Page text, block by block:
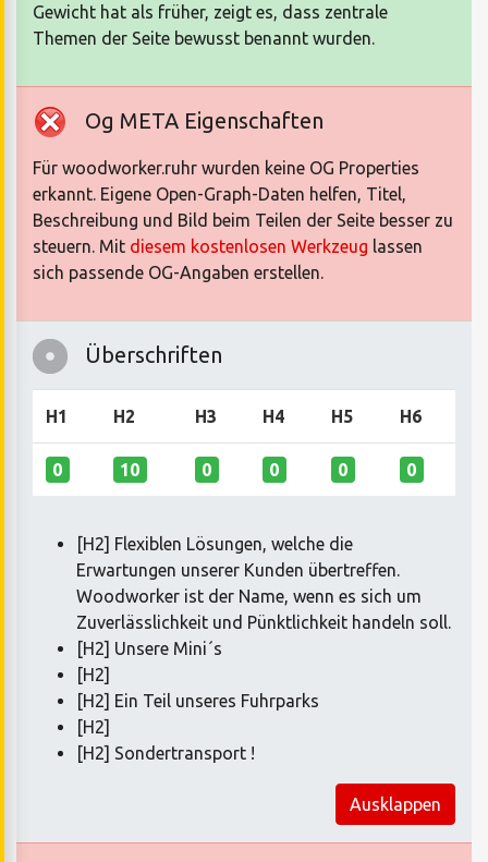
Gewicht hat als früher, zeigt es, dass zentrale
Themen der Seite bewusst benannt wurden.
Og META Eigenschaften
Für woodworker.ruhr wurden keine OG Properties
erkannt. Eigene Open-Graph-Daten helfen, Titel,
Beschreibung und Bild beim Teilen der Seite besser zu
steuern. Mit diesem kostenlosen Werkzeug lassen
sich passende OG-Angaben erstellen.
Überschriften
H1 H2 H3 H4 H5 H6
0 10 0 0 0 0
[H2] Flexiblen Lösungen, welche die
Erwartungen unserer Kunden übertreffen.
Woodworker ist der Name, wenn es sich um
Zuverlässlichkeit und Pünktlichkeit handeln soll.
[H2] Unsere Mini´s
[H2]
[H2] Ein Teil unseres Fuhrparks
[H2]
[H2] Sondertransport !
Ausklappen